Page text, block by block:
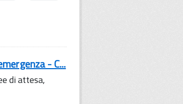
- C...
di attesa,